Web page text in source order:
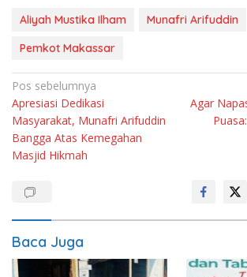
Aliyah Mustika Ilham
Munafri Arifuddin
Pemkot Makassar
Navigasi
pos
Pos sebelumnya
Apresiasi Dedikasi
Masyarakat, Munafri Arifuddin
Bangga Atas Kemegahan
Masjid Hikmah
Agar
Baca Juga